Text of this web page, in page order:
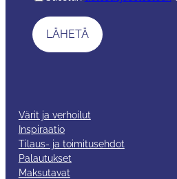
Värit ja verhoilut
Inspiraatio
Tilaus- ja toimitusehdot
Palautukset
Maksutavat